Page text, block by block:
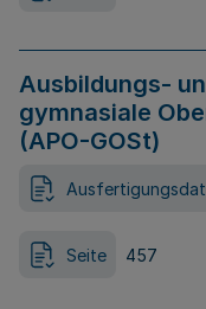
Ausbildungs-
gymnasiale
(APO-GOSt)
Seite 457